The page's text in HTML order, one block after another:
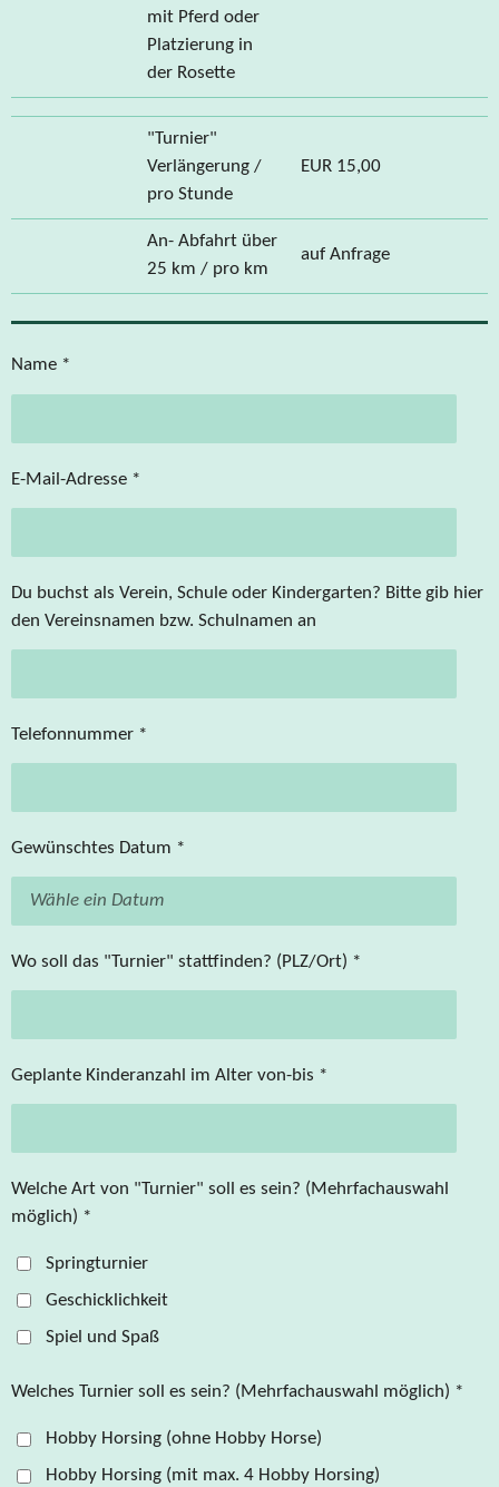
mit Pferd oder
Platzierung in
der Rosette
"Turnier"
Verlängerung /
pro Stunde
EUR 15,00
An- Abfahrt über
25 km / pro km
auf Anfrage
Name *
E-Mail-Adresse *
Du buchst als Verein, Schule oder Kindergarten? Bitte gib hier
den Vereinsnamen bzw. Schulnamen an
Telefonnummer *
Gewünschtes Datum *
Wo soll das "Turnier" stattfinden? (PLZ/Ort) *
Geplante Kinderanzahl im Alter von-bis *
Welche Art von "Turnier" soll es sein? (Mehrfachauswahl
möglich) *
Springturnier
Geschicklichkeit
Spiel und Spaß
Welches Turnier soll es sein? (Mehrfachauswahl möglich) *
Hobby Horsing (ohne Hobby Horse)
Hobby Horsing (mit max. 4 Hobby Horsing)